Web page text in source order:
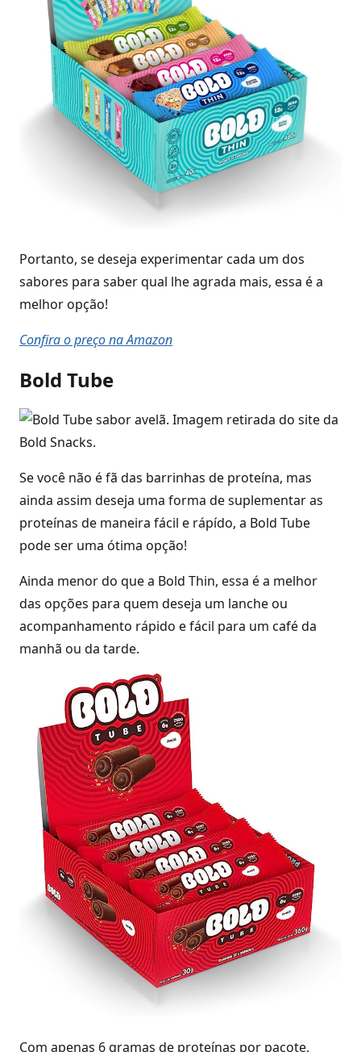
Portanto, se deseja experimentar cada um dos
sabores para saber qual lhe agrada mais, essa é a
melhor opção!
Confira o preço na Amazon
Bold Tube
Se você não é fã das barrinhas de proteína, mas
ainda assim deseja uma forma de suplementar as
proteínas de maneira fácil e rápído, a Bold Tube
pode ser uma ótima opção!
Ainda menor do que a Bold Thin, essa é a melhor
das opções para quem deseja um lanche ou
acompanhamento rápido e fácil para um café da
manhã ou da tarde.
Com apenas 6 gramas de proteínas por pacote,